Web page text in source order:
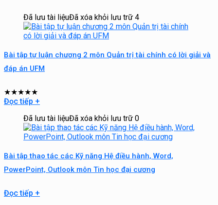
Đã lưu tài liệuĐã xóa khỏi lưu trữ 4
Bài tập tự luận chương 2 môn Quản trị tài chính có lời giải và
đáp án UFM
★★★★★
Đọc tiếp +
Đã lưu tài liệuĐã xóa khỏi lưu trữ 0
Bài tập thao tác các Kỹ năng Hệ điều hành, Word,
PowerPoint, Outlook môn Tin học đại cương
Đọc tiếp +